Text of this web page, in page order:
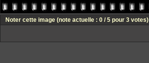
Noter cette image (note actuelle : 0 / 5 pour 3 votes)